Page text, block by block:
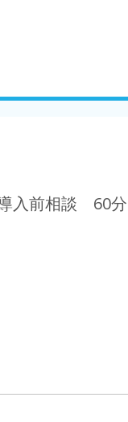
入前相談 60分